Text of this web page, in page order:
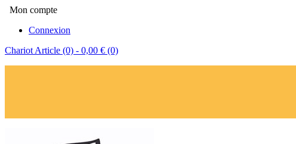
Mon compte
Connexion
Chariot Article (0) - 0,00 € (0)